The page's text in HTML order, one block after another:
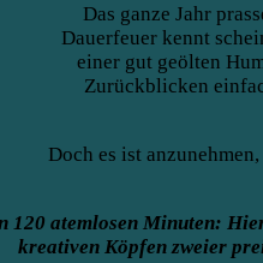
Das ganze Jahr
Dauerfeuer kennt
einer gut geölten
Zurückblicken
Doch es ist
120 atemlosen Minuten:
kreativen Köpfen zweier